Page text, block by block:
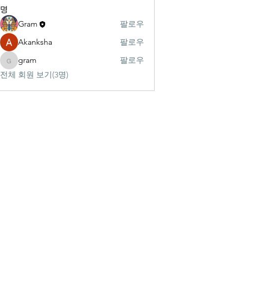
명
Gram
팔로우
Akanksha
팔로우
gramgram
팔로우
전체 회원 보기(3명)